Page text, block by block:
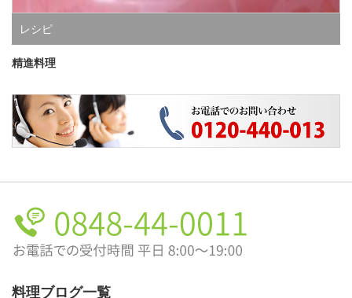
レシピ
精進料理
料理ブログ一覧